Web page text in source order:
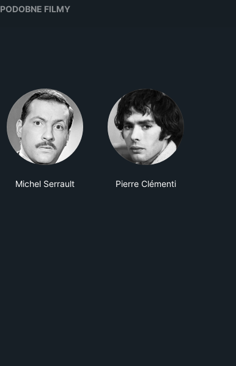
PODOBNE FILMY
Michel Serrault Pierre Clémenti